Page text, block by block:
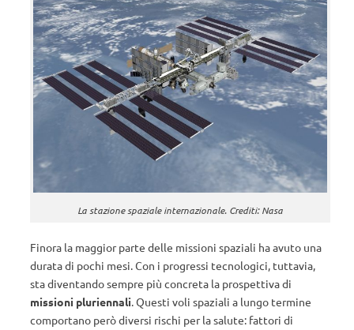
La stazione spaziale internazionale. Crediti: Nasa
Finora la maggior parte delle missioni spaziali ha avuto una
durata di pochi mesi. Con i progressi tecnologici, tuttavia,
sta diventando sempre più concreta la prospettiva di
missioni pluriennali. Questi voli spaziali a lungo termine
comportano però diversi rischi per la salute: fattori di